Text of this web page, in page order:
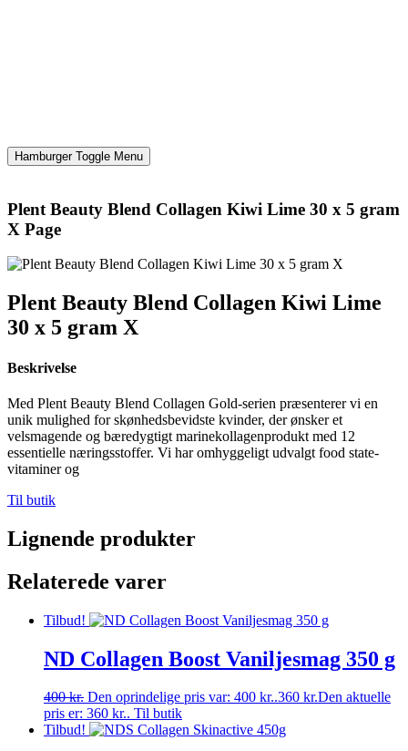
Hamburger Toggle Menu
Plent Beauty Blend Collagen Kiwi Lime 30 x 5 gram
X Page
Plent Beauty Blend Collagen Kiwi Lime
30 x 5 gram X
Beskrivelse
Med Plent Beauty Blend Collagen Gold-serien præsenterer vi en
unik mulighed for skønhedsbevidste kvinder, der ønsker et
velsmagende og bæredygtigt marinekollagenprodukt med 12
essentielle næringsstoffer. Vi har omhyggeligt udvalgt food state-
vitaminer og
Til butik
Lignende produkter
Relaterede varer
Tilbud!
ND Collagen Boost Vaniljesmag 350 g
400kr. Den oprindelige pris var: 400 kr..360 kr.Den aktuelle
pris er: 360 kr.. Til butik
Tilbud!